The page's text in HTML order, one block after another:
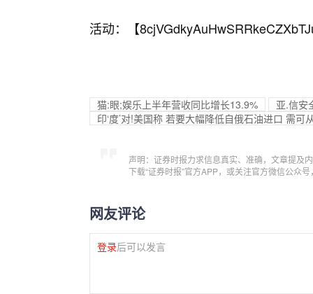
活动：【
猫:眼;娱乐上半年营收同比增长13.9%
亚.信安
印‘度’对!美国称 若要大幅降低自俄石油进口 需可
声明：证券时报力求信息真实、准确，文章提及
下载“证券时报”官方APP，或关注官方微信公众
网友评论
登录后可以发言